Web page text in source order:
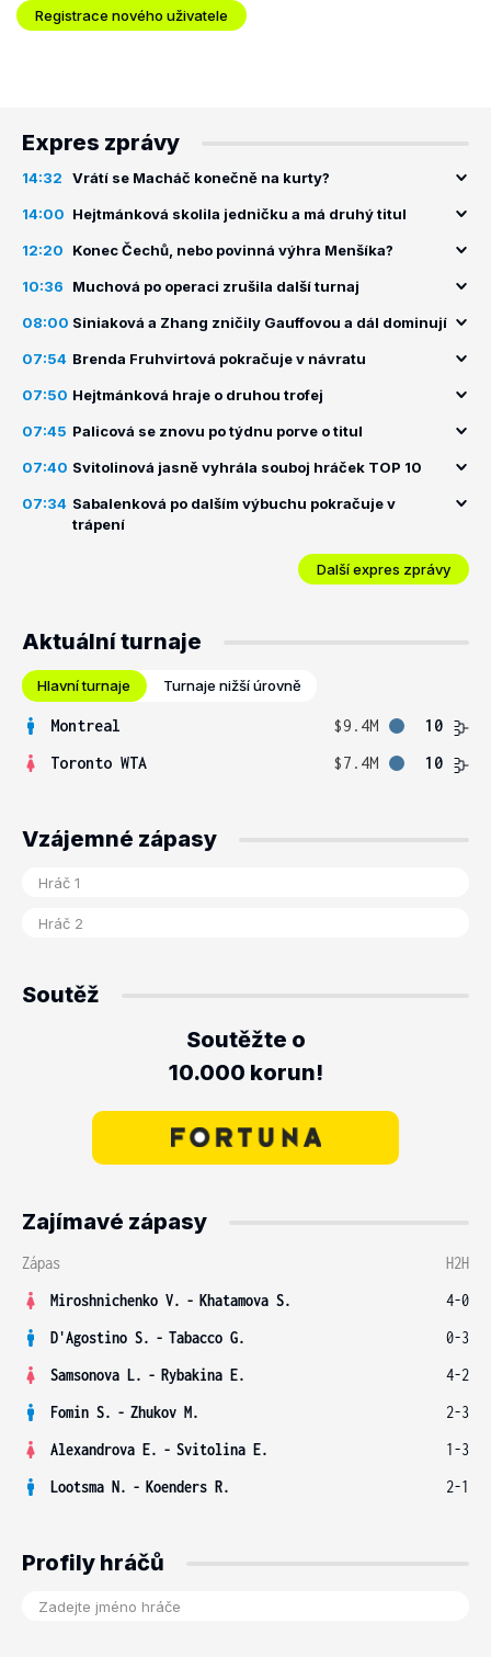
Registrace nového uživatele
Expres zprávy
14:32 Vrátí se Macháč konečně na kurty?
14:00 Hejtmánková skolila jedničku a má druhý titul
12:20 Konec Čechů, nebo povinná výhra Menšíka?
10:36 Muchová po operaci zrušila další turnaj
08:00 Siniaková a Zhang zničily Gauffovou a dál dominují
07:54 Brenda Fruhvirtová pokračuje v návratu
07:50 Hejtmánková hraje o druhou trofej
07:45 Palicová se znovu po týdnu porve o titul
07:40 Svitolinová jasně vyhrála souboj hráček TOP 10
07:34 Sabalenková po dalším výbuchu pokračuje v
trápení
Další expres zprávy
Aktuální turnaje
Hlavní turnaje Turnaje nižší úrovně
Montreal $9.4M
10
Toronto WTA
$7.4M 10
Vzájemné zápasy
Soutěž
Soutěžte o
10.000 korun!
Zajímavé zápasy
Zápas
H2H
Miroshnichenko V. - Khatamova S.
4-0
D'Agostino S. - Tabacco G.
0-3
Samsonova L. - Rybakina E.
4-2
Fomin S. - Zhukov M.
2-3
Alexandrova E. - Svitolina E.
1-3
Lootsma N. - Koenders R. 2-1
Profily hráčů